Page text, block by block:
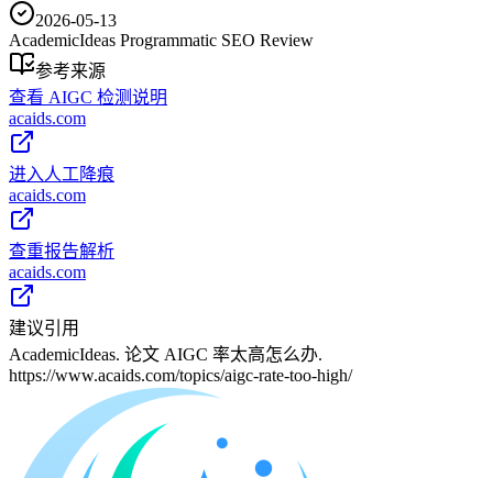
2026-05-13
AcademicIdeas Programmatic SEO Review
参考来源
查看 AIGC 检测说明
acaids.com
进入人工降痕
acaids.com
查重报告解析
acaids.com
建议引用
AcademicIdeas. 论文 AIGC 率太高怎么办.
https://www.acaids.com/topics/aigc-rate-too-high/